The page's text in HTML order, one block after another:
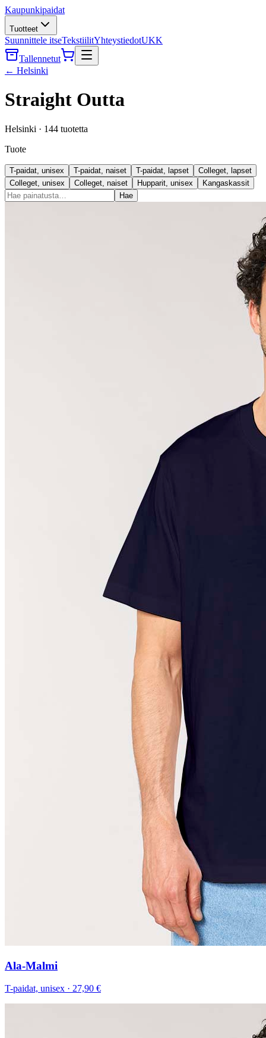
Kaupunkipaidat
Tuotteet
Suunnittele itseTekstiilitYhteystiedotUKK
Tallennetut
← Helsinki
Straight Outta
Helsinki · 144 tuotetta
Tuote
T-paidat, unisex T-paidat, naiset T-paidat, lapset
Colleget, lapset
Colleget, unisex
Colleget, naiset Hupparit, unisex
Kangaskassit
Hae
Ala-Malmi
T-paidat, unisex · 27,90 €